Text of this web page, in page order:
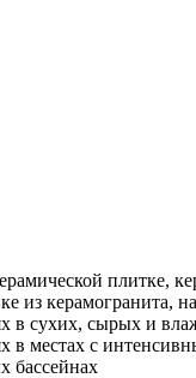
плитке,
керамогранита,
в сухих, сырых и
в местах с
бассейнах